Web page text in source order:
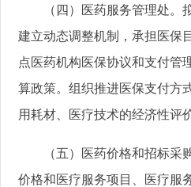
（四）医药服务管理处。拟
建立动态调整机制，承担医保
点医药机构医保协议和支付管
算政策。组织推进医保支付方
用耗材、医疗技术的经济性评
（五）医药价格和招标采
价格和医疗服务项目、医疗服